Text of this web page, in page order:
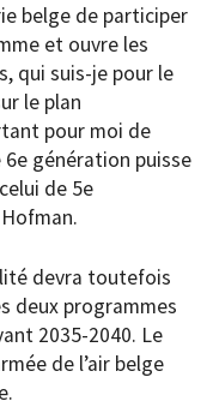
belge de participer
et ouvre les
qui suis-je pour le
le plan
pour moi de
6e génération puisse
de 5e
devra toutefois
deux programmes
2035-2040. Le
de l’air belge